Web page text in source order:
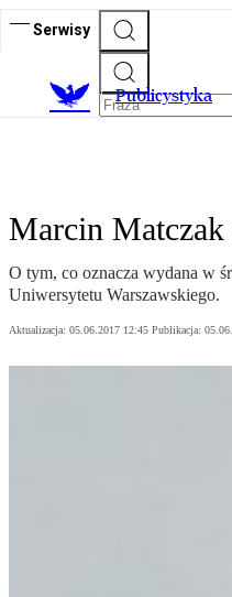
Serwisy
Publicystyka
Marcin Matczak
O tym, co oznacza wydana w
Uniwersytetu Warszawskiego.
Aktualizacja: 05.06.2017 12:45 Publikacja: